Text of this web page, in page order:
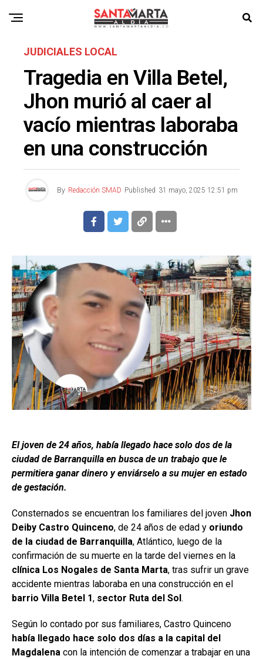
JUDICIALES LOCAL
Tragedia en Villa Betel,
Jhon murió al caer al
vacío mientras laboraba
en una construcción
By Redacción SMAD Published 31 mayo, 2025 12:51 pm
El joven de 24 años, había llegado hace solo dos de la
ciudad de Barranquilla en busca de un trabajo que le
permitiera ganar dinero y enviárselo a su mujer en estado
de gestación.
Consternados se encuentran los familiares del joven Jhon
Deiby Castro Quinceno, de 24 años de edad y oriundo
de la ciudad de Barranquilla, Atlántico, luego de la
confirmación de su muerte en la tarde del viernes en la
clínica Los Nogales de Santa Marta, tras sufrir un grave
accidente mientras laboraba en una construcción en el
barrio Villa Betel 1, sector Ruta del Sol .
Según lo contado por sus familiares, Castro Quinceno
había llegado hace solo dos días a la capital del
Magdalena con la intención de comenzar a trabajar en una